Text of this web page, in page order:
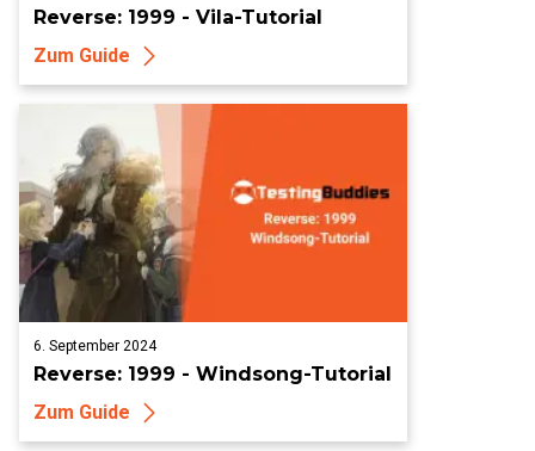
Reverse: 1999 - Vila-Tutorial
Zum Guide
6. September 2024
Reverse: 1999 - Windsong-Tutorial
Zum Guide